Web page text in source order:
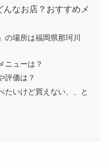
んなお店？おすすめメ
の場所は福岡県那珂川
ニューは？
評価は？
たいけど買えない、、と